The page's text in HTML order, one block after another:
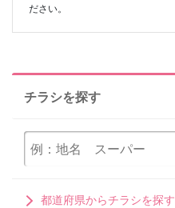
ださい。
チラシを探す
都道府県からチラシを探す